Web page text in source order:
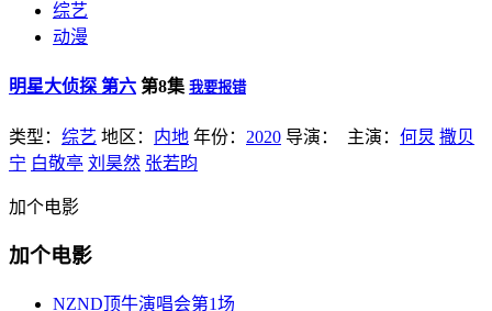
综艺
动漫
明星大侦探 第六 第8集 我要报错
类型： 综艺 地区： 内地 年份： 2020 导演： 主演： 何炅 撒贝
宁 白敬亭 刘昊然 张若昀
加个电影
加个电影
NZND顶牛演唱会第1场